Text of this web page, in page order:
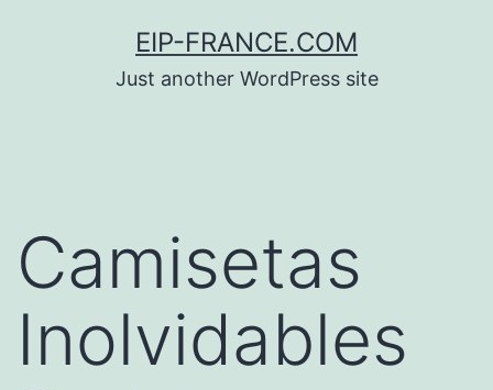
EIP-FRANCE.COM
Just another WordPress site
Camisetas
Inolvidables